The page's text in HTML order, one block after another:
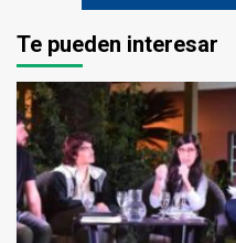
Te pueden interesar